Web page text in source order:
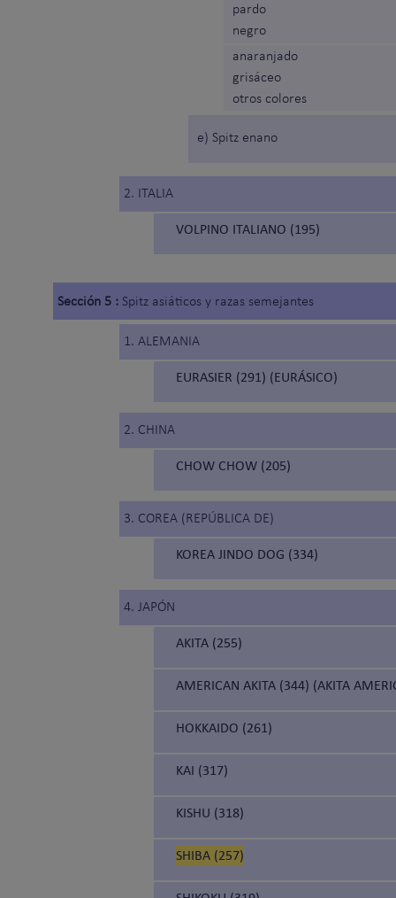
pardo
negro
anaranjado
grisáceo
otros colores
e) Spitz enano
2. ITALIA
VOLPINO ITALIANO (195)
Sección 5 : Spitz asiáticos y razas semejantes
1. ALEMANIA
EURASIER (291) (EURÁSICO)
2. CHINA
CHOW CHOW (205)
3. COREA (REPÚBLICA DE)
KOREA JINDO DOG (334)
4. JAPÓN
AKITA (255)
AMERICAN AKITA (344) (AKITA
HOKKAIDO (261)
KAI (317)
KISHU (318)
SHIBA (257)